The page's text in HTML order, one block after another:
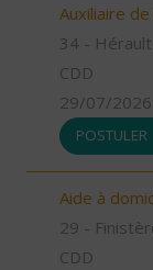
Auxiliaire
34 - Hérault
CDD
29/07/2026
POSTULER
Aide à
29 -
CDD